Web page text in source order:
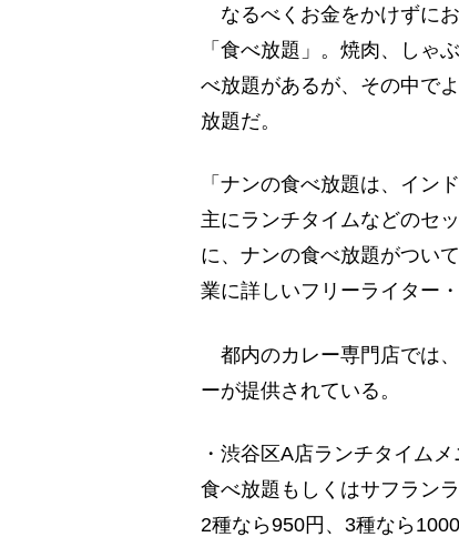
なるべくお金をかけずに
「食べ放題」。焼肉、しゃ
べ放題があるが、その中で
放題だ。
「ナンの食べ放題は、イン
主にランチタイムなどのセ
に、ナンの食べ放題がつい
業に詳しいフリーライター・
都内のカレー専門店では
ーが提供されている。
・渋谷区A店ランチタイム
食べ放題もしくはサフラン
2種なら950円、3種なら1000